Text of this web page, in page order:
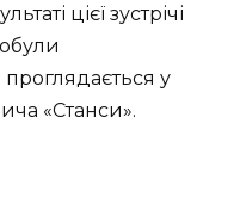
цієї зустрічі
у
«Станси».